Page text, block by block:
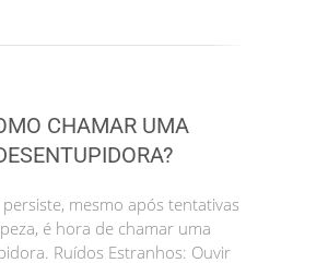
CHAMAR UMA
mesmo após tentativas
é hora de chamar uma
Ruídos Estranhos: Ouvir